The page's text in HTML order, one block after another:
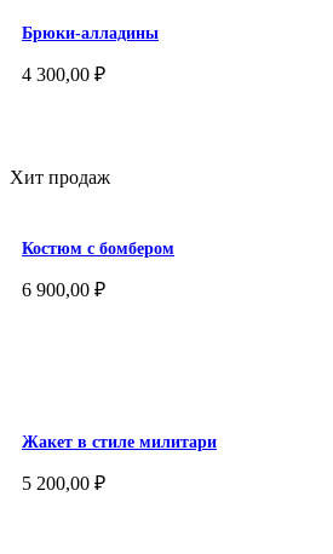
Брюки-алладины
4 300,00 ₽
Хит продаж
Костюм с бомбером
6 900,00 ₽
Жакет в стиле милитари
5 200,00 ₽